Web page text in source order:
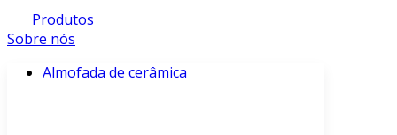
Produtos
Sobre nós
Almofada de cerâmica